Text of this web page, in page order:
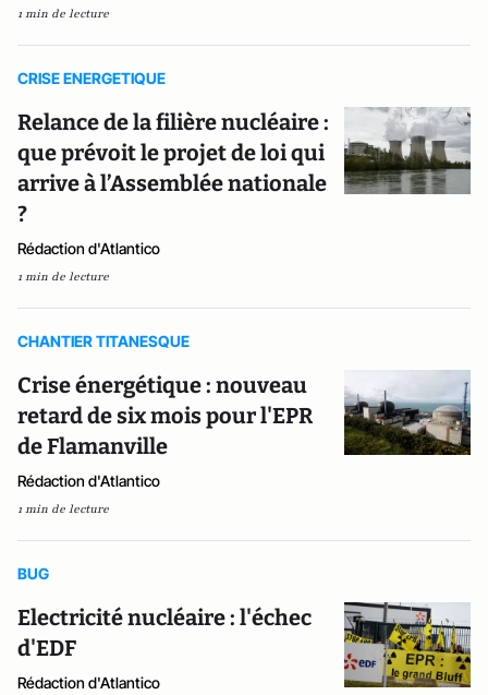
1 min de lecture
CRISE ENERGETIQUE
Relance de la filière nucléaire :
que prévoit le projet de loi qui
arrive à l’Assemblée nationale
?
Rédaction d'Atlantico
1 min de lecture
CHANTIER TITANESQUE
Crise énergétique : nouveau
retard de six mois pour l'EPR
de Flamanville
Rédaction d'Atlantico
1 min de lecture
BUG
Electricité nucléaire : l'échec
d'EDF
Rédaction d'Atlantico